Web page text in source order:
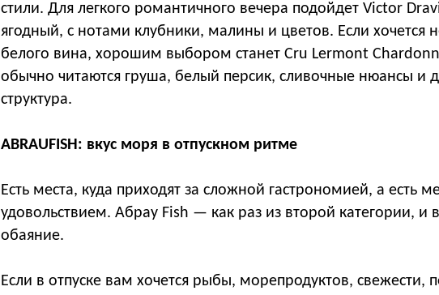
стили. Для легкого романтичного вечера подойдет Victor
ягодный, с нотами клубники, малины и цветов. Если хочется
белого вина, хорошим выбором станет Cru Lermont
обычно читаются груша, белый персик, сливочные нюансы и
структура.
ABRAUFISH: вкус моря в отпускном ритме
Есть места, куда приходят за сложной гастрономией, а есть
удовольствием. Абрау Fish — как раз из второй категории, и
обаяние.
Если в отпуске вам хочется рыбы, морепродуктов, свежести,